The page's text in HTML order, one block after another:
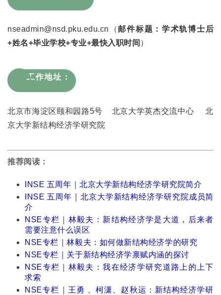
nseadmin@nsd.pku.edu.cn（ 邮件标题：学术轨博士后
+姓名+毕业学校+专业+最快入职时间 ）
工作地址：
北京市海淀区颐和园路5号 北京大学英杰交流中心 北
京大学新结构经济学研究院
推荐阅读：
INSE 五周年｜北京大学新结构经济学研究院简介
INSE 五周年｜北京大学新结构经济学研究院成员简
介
NSE专栏｜林毅夫：新结构经济学是大道，后来者
需要注意什么误区
NSE专栏｜林毅夫：如何做新结构经济学的研究
NSE专栏｜关于新结构经济学禀赋内涵的探讨
NSE专栏｜林毅夫：我在经济学研究道路上的上下
求索
NSE专栏｜王勇 、柯潇、赵秋运：新结构经济学研